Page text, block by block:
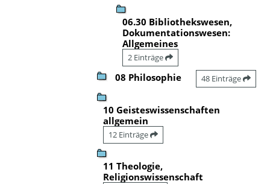
06.30 Bibliothekswesen,
Dokumentationswesen:
Allgemeines
2 Einträge
08 Philosophie 48 Einträge
10 Geisteswissenschaften
allgemein
12 Einträge
11 Theologie,
Religionswissenschaft